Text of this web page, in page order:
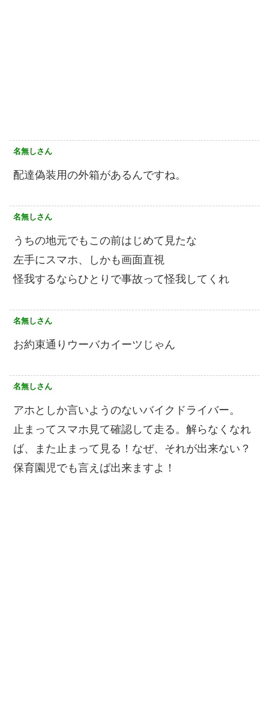
名無しさん
配達偽装用の外箱があるんですね。
名無しさん
うちの地元でもこの前はじめて見たな
左手にスマホ、しかも画面直視
怪我するならひとりで事故って怪我してくれ
名無しさん
お約束通りウーバカイーツじゃん
名無しさん
アホとしか言いようのないバイクドライバー。
止まってスマホ見て確認して走る。解らなくなれ
ば、また止まって見る！なぜ、それが出来ない？
保育園児でも言えば出来ますよ！